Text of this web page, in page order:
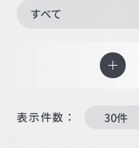
すべて
表示件数：